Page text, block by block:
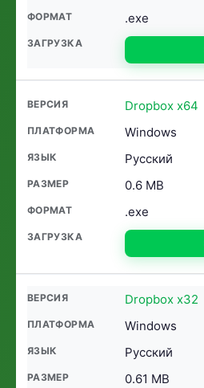
.exe
Dropbox x64
Windows
Русский
0.6 MB
.exe
Dropbox x32
Windows
Русский
0.61 MB